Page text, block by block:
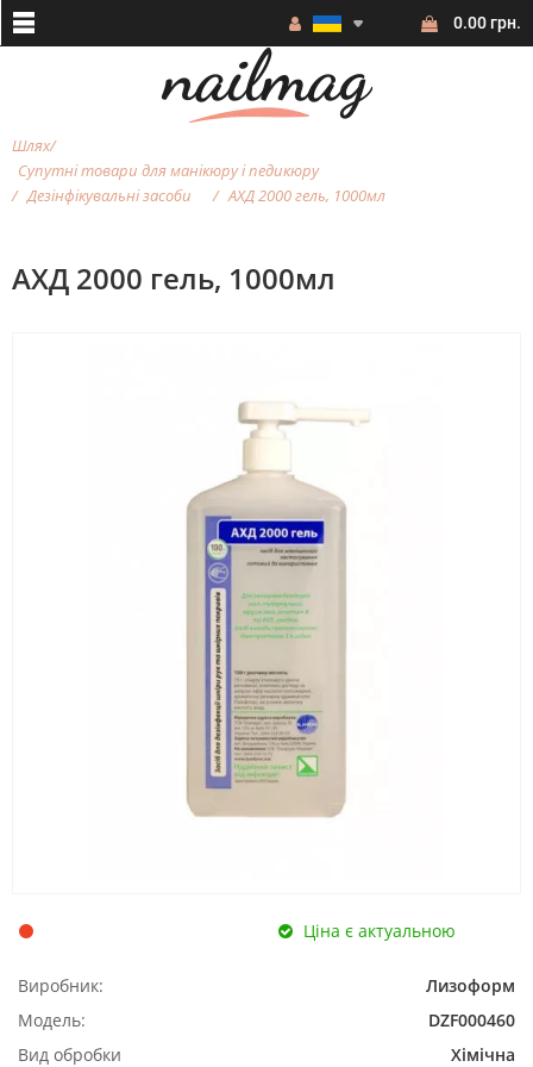
0.00 грн.
Шлях
Супутні товари для манікюру і педикюру
Дезінфікувальні засоби
АХД 2000 гель, 1000мл
АХД 2000 гель, 1000мл
Ціна є актуальною
Виробник:
Лизоформ
Модель:
DZF000460
Вид обробки
Хімічна